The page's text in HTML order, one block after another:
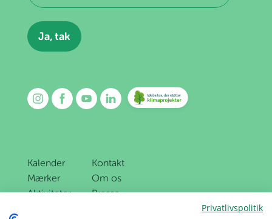
Kalender
Mærker
Aktiviteter
Kontakt
Om os
Presse
Privatlivspolitik